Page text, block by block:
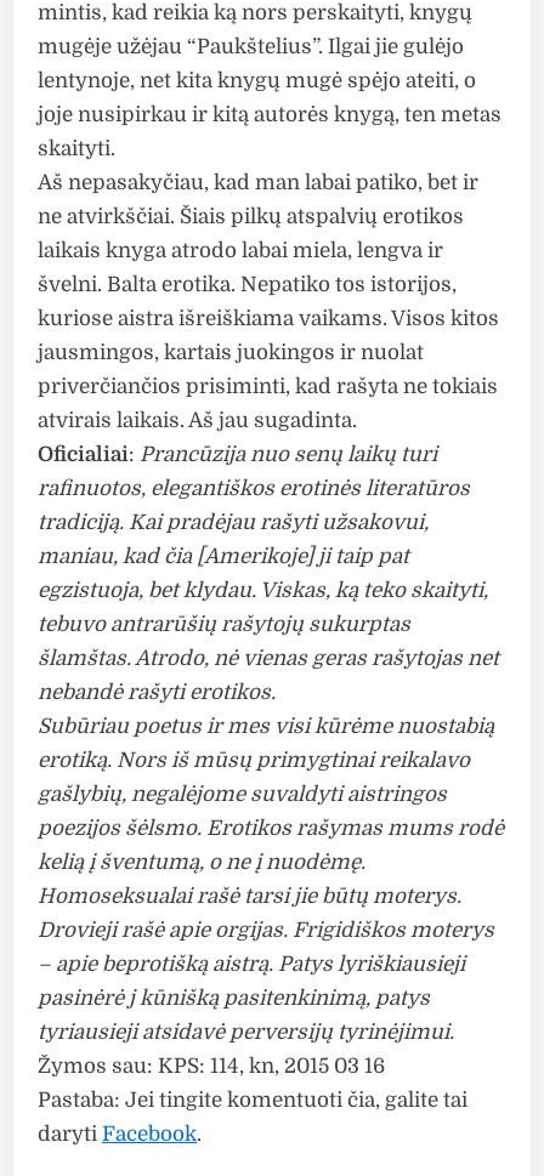
mintis, kad reikia ką nors perskaityti, knygų
mugėje užėjau “Paukštelius”. Ilgai jie gulėjo
lentynoje, net kita knygų mugė spėjo ateiti, o
joje nusipirkau ir kitą autorės knygą, ten metas
skaityti.
Aš nepasakyčiau, kad man labai patiko, bet ir
ne atvirkščiai. Šiais pilkų atspalvių erotikos
laikais knyga atrodo labai miela, lengva ir
švelni. Balta erotika. Nepatiko tos istorijos,
kuriose aistra išreiškiama vaikams. Visos kitos
jausmingos, kartais juokingos ir nuolat
priverčiančios prisiminti, kad rašyta ne tokiais
atvirais laikais. Aš jau sugadinta.
Oficialiai: Prancūzija nuo senų laikų turi
rafinuotos, elegantiškos erotinės literatūros
tradiciją. Kai pradėjau rašyti užsakovui,
maniau, kad čia [Amerikoje] ji taip pat
egzistuoja, bet klydau. Viskas, ką teko skaityti,
tebuvo antrarūšių rašytojų sukurptas
šlamštas. Atrodo, nė vienas geras rašytojas net
nebandė rašyti erotikos.
Subūriau poetus ir mes visi kūrėme nuostabią
erotiką. Nors iš mūsų primygtinai reikalavo
gašlybių, negalėjome suvaldyti aistringos
poezijos šėlsmo. Erotikos rašymas mums rodė
kelią į šventumą, o ne į nuodėmę.
Homoseksualai rašė tarsi jie būtų moterys.
Drovieji rašė apie orgijas. Frigidiškos moterys
– apie beprotišką aistrą. Patys lyriškiausieji
pasinėrė j kūnišką pasitenkinimą, patys
tyriausieji atsidavė perversijų tyrinėjimui.
Žymos sau: KPS: 114, kn, 2015 03 16
Pastaba: Jei tingite komentuoti čia, galite tai
darytiFacebook.